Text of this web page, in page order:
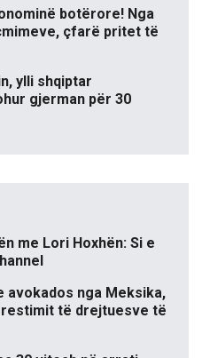
botërore! Nga
çfarë pritet të
ylli shqiptar
gjerman për 30
me Lori Hoxhën: Si e
avokados nga Meksika,
të drejtuesve të